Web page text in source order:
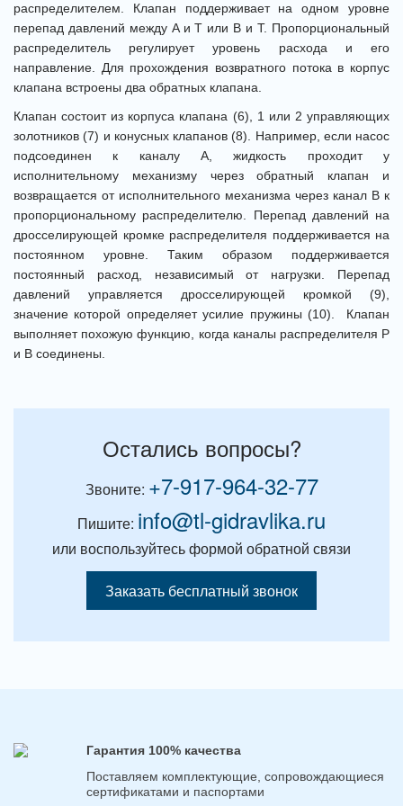
распределителем. Клапан поддерживает на одном уровне
перепад давлений между A и T или B и T. Пропорциональный
распределитель регулирует уровень расхода и его
направление. Для прохождения возвратного потока в корпус
клапана встроены два обратных клапана.
Клапан состоит из корпуса клапана (6), 1 или 2 управляющих
золотников (7) и конусных клапанов (8). Например, если насос
подсоединен к каналу А, жидкость проходит у
исполнительному механизму через обратный клапан и
возвращается от исполнительного механизма через канал В к
пропорциональному распределителю. Перепад давлений на
дросселирующей кромке распределителя поддерживается на
постоянном уровне. Таким образом поддерживается
постоянный расход, независимый от нагрузки. Перепад
давлений управляется дросселирующей кромкой (9),
значение которой определяет усилие пружины (10). Клапан
выполняет похожую функцию, когда каналы распределителя Р
и В соединены.
Остались вопросы?
Звоните: +7-917-964-32-77
Пишите: info@tl-gidravlika.ru
или воспользуйтесь формой обратной связи
Заказать бесплатный звонок
Гарантия 100% качества
Поставляем комплектующие, сопровождающиеся
сертификатами и паспортами